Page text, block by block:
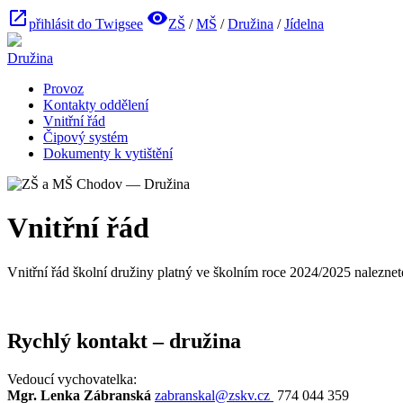
open_in_newpřihlásit do Twigsee visibilityZŠ /MŠ /Družina /Jídelna
Družina
Provoz
Kontakty oddělení
Vnitřní řád
Čipový systém
Dokumenty k vytištění
Vnitřní řád
Vnitřní řád školní družiny platný ve školním roce 2024/2025
Rychlý kontakt – družina
Vedoucí vychovatelka:
Mgr. Lenka Zábranská zabranskal@zskv.cz 774 044 359